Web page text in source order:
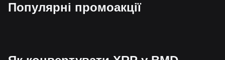
Популярні промоакції